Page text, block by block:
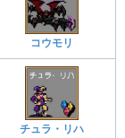
コウモリ
チュラ・リハ